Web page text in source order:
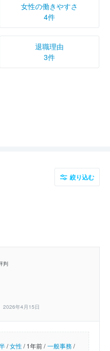
女性の働きやすさ
4件
退職理由
3件
絞り込む
判
2026年4月15日
/女性/1年前 / 一般事務/